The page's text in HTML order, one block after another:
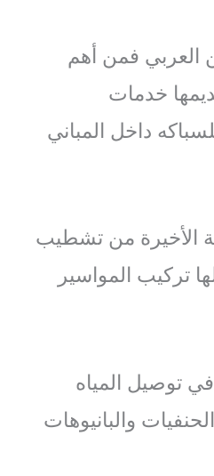
العربي فمن أهم
خدمات
داخل المباني
الأخيرة من تشطيب
تركيب المواسير
توصيل المياه
والبانيوهات